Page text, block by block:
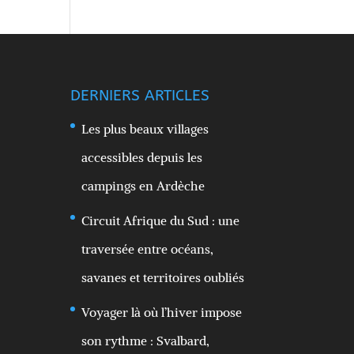
DERNIERS ARTICLES
Les plus beaux villages
accessibles depuis les
campings en Ardèche
Circuit Afrique du Sud : une
traversée entre océans,
savanes et territoires oubliés
Voyager là où l’hiver impose
son rythme : Svalbard,